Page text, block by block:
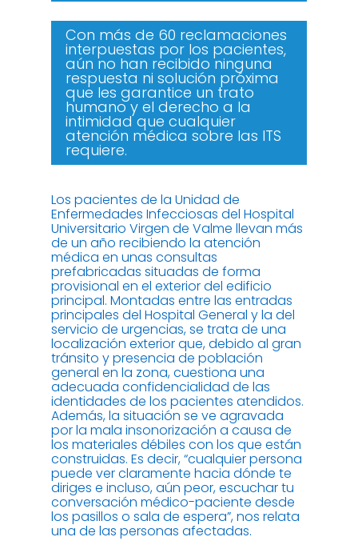
Con más de 60 reclamaciones
interpuestas por los pacientes,
aún no han recibido ninguna
respuesta ni solución próxima
que les garantice un trato
humano y el derecho a la
intimidad que cualquier
atención médica sobre las ITS
requiere.
Los pacientes de la Unidad de
Enfermedades Infecciosas del Hospital
Universitario Virgen de Valme llevan más
de un año recibiendo la atención
médica en unas consultas
prefabricadas situadas de forma
provisional en el exterior del edificio
principal. Montadas entre las entradas
principales del Hospital General y la del
servicio de urgencias, se trata de una
localización exterior que, debido al gran
tránsito y presencia de población
general en la zona, cuestiona una
adecuada confidencialidad de las
identidades de los pacientes atendidos.
Además, la situación se ve agravada
por la mala insonorización a causa de
los materiales débiles con los que están
construidas. Es decir, “cualquier persona
puede ver claramente hacia dónde te
diriges e incluso, aún peor, escuchar tu
conversación médico-paciente desde
los pasillos o sala de espera”, nos relata
una de las personas afectadas.